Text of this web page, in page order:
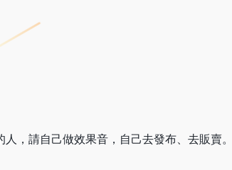
，請自己做效果音，自己去發布、去販賣